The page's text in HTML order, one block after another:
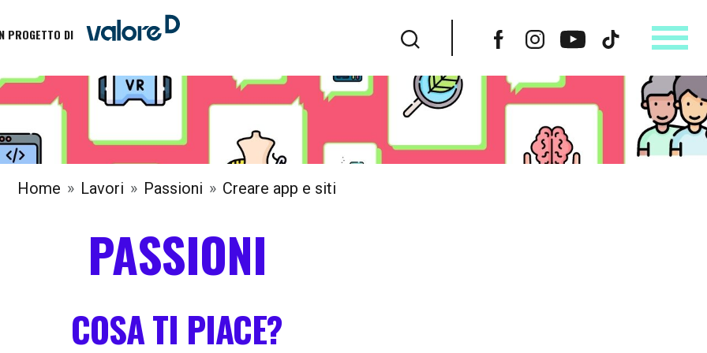
PROGETTO DI
Home Lavori Passioni Creare app e siti
PASSIONI
COSA TI PIACE?